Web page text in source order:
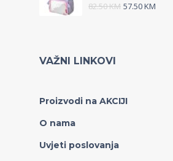
82.50KM 57.50KM
VAŽNI LINKOVI
Proizvodi na AKCIJI
O nama
Uvjeti poslovanja